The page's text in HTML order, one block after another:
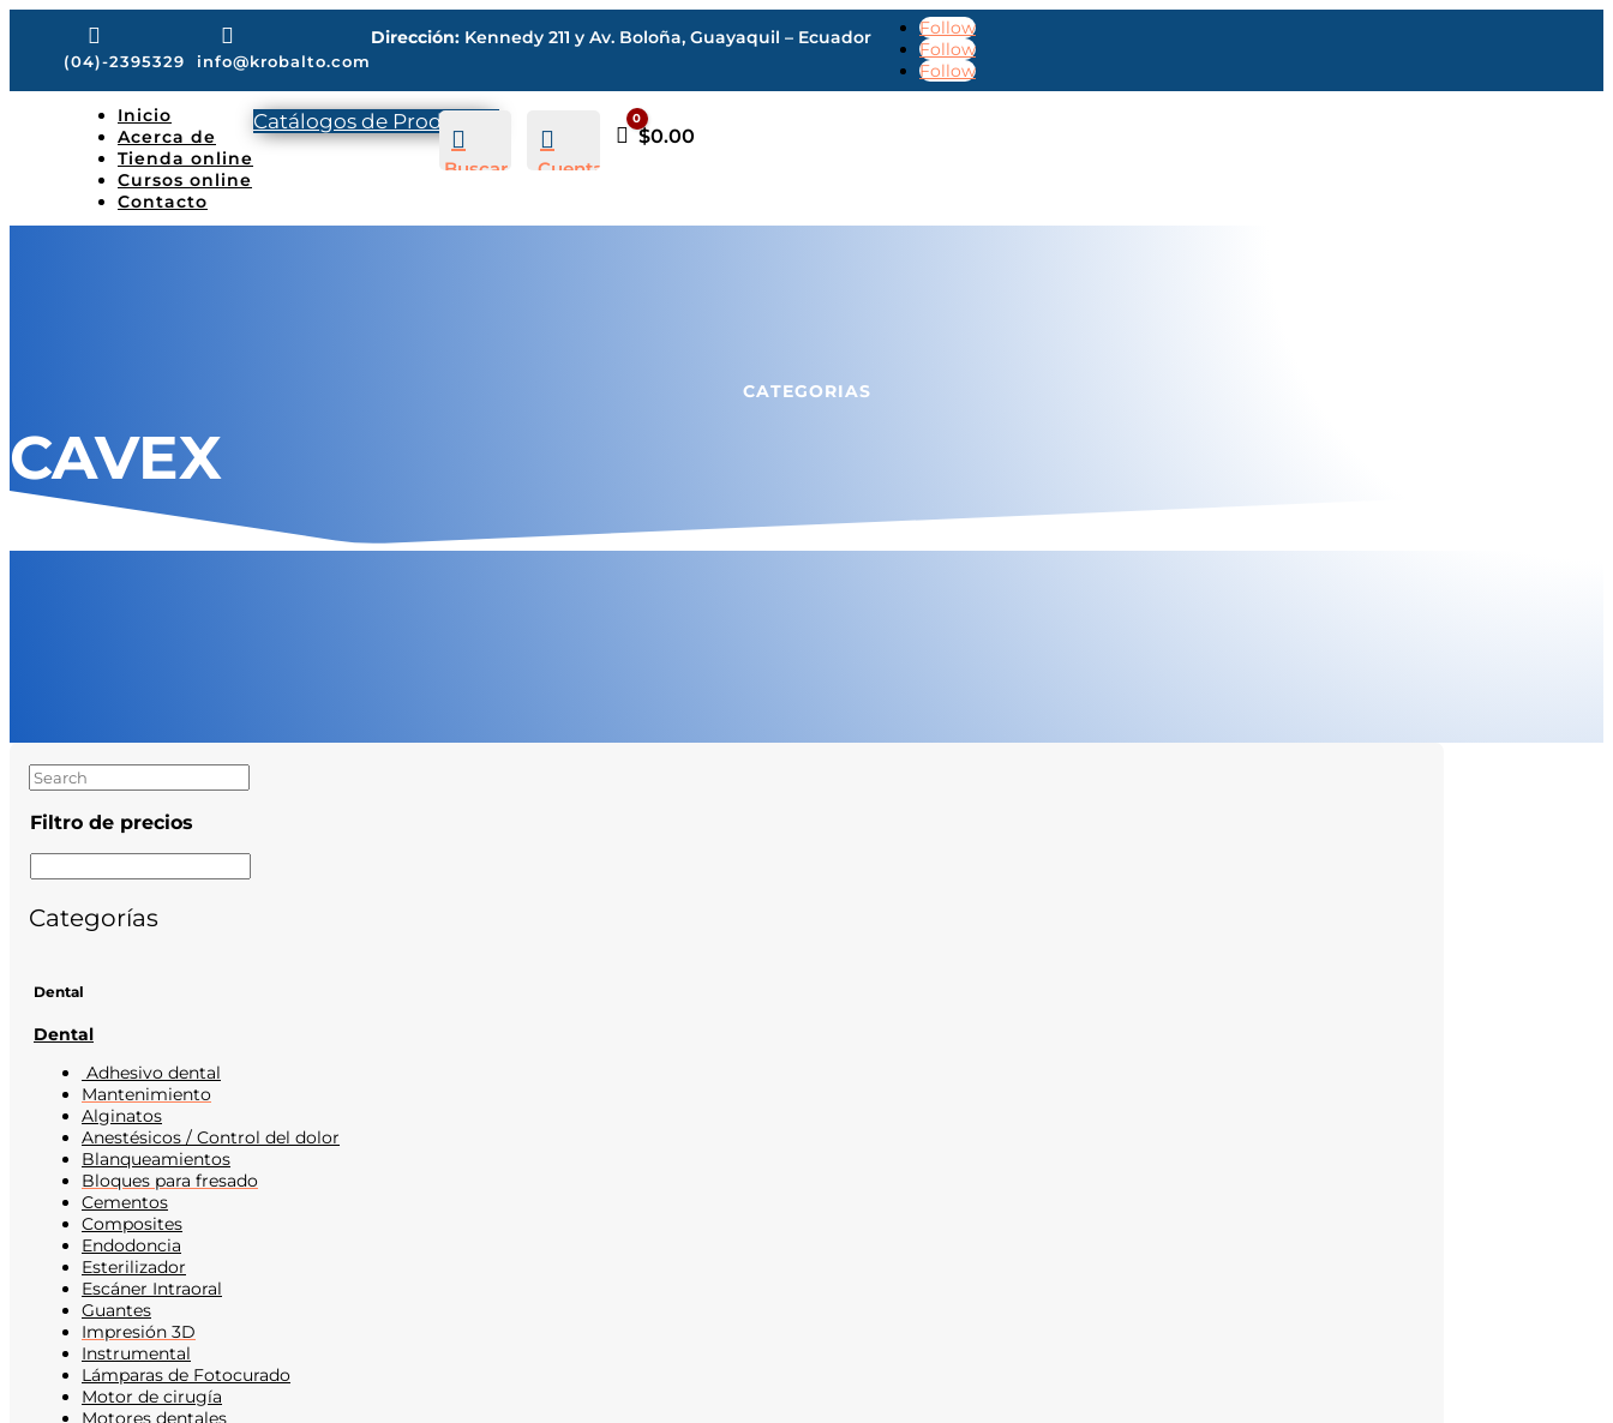

(04)-2395329

info@krobalto.com
Dirección: Kennedy 211 y Av. Boloña, Guayaquil – Ecuador
Follow
Follow
Follow
Inicio
Acerca de
Tienda online
Cursos online
Contacto
Catálogos de Productos

Buscar

Cuenta
Carro
0
$0.00
CATEGORIAS
CAVEX
Filtro de precios
Categorías
Dental
Dental
Adhesivo dental
Mantenimiento
Alginatos
Anestésicos / Control del dolor
Blanqueamientos
Bloques para fresado
Cementos
Composites
Endodoncia
Esterilizador
Escáner Intraoral
Guantes
Impresión 3D
Instrumental
Lámparas de Fotocurado
Motor de cirugía
Motores dentales